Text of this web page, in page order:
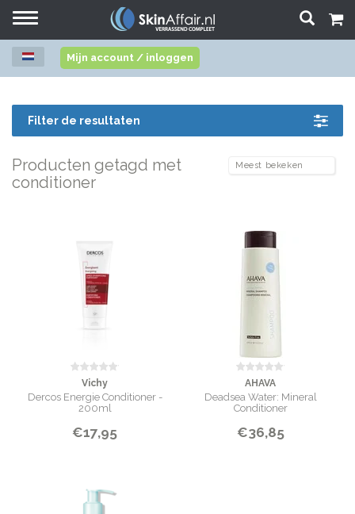
Toggle
Mijn account / inloggen
Filter de resultaten
Producten getagd met
conditioner
Vichy
Dercos Energie Conditioner -
200ml
€17,95
AHAVA
Deadsea Water: Mineral
Conditioner
€36,85